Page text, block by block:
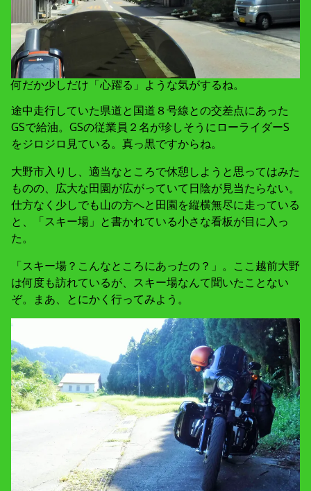
何だか少しだけ「心躍る」ような気がするね。
途中走行していた県道と国道８号線との交差点にあった
GSで給油。GSの従業員２名が珍しそうにローライダーS
をジロジロ見ている。真っ黒ですからね。
大野市入りし、適当なところで休憩しようと思ってはみた
ものの、広大な田園が広がっていて日陰が見当たらない。
仕方なく少しでも山の方へと田園を縦横無尽に走っている
と、「スキー場」と書かれている小さな看板が目に入っ
た。
「スキー場？こんなところにあったの？」。ここ越前大野
は何度も訪れているが、スキー場なんて聞いたことない
ぞ。まあ、とにかく行ってみよう。